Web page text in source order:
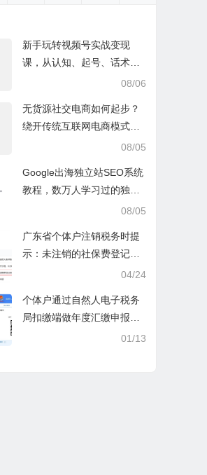
新手玩转视频号实战变现
课，从认知、起号、话术、
选品、开播到投放的全链路
08/06
无货源社交电商如何起步？
绕开传统互联网电商模式撒
豆成兵，实现跨平台交易实
08/05
Google出海独立站SEO系统
教程，数万人学习过的独立
08/05
广东省个体户注销税务时提
示：未注销的社保费登记信
04/24
个体户通过自然人电子税务
局扣缴端做年度汇缴申报税
时显示要交税，不是可以免
01/13